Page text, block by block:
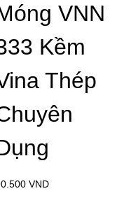
VNN
Kềm
Thép
VND